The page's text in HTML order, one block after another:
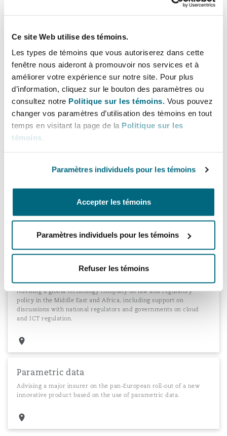
Ce site Web utilise des témoins.
Les types de témoins que vous autoriserez dans cette
fenêtre nous aideront à promouvoir nos services et à
améliorer votre expérience sur notre site. Pour plus
d’information, cliquez sur le bouton des paramètres ou
consultez notre Politique sur les témoins. Vous pouvez
changer vos paramètres d’utilisation des témoins en tout
temps en visitant la page de la Politique sur les
témoins.
Paramètres individuels pour les témoins
Accepter les témoins
Paramètres individuels pour les témoins
Refuser les témoins
financial instrument with a digital product
Advising on the development, implementation, validity and
enforceability of a blockchain solution in the context of a project
to replace a paper-based financial instrument (i.e. cheques) with a
digital product, including structuring a regulatory solution to
accommodate the blockchain financial instrument.
Data management for aircraft maintenance
and engineering data
Advising on governance terms for a blockchain proof of concept
maintenance and engineering data.
Law and regulatory policy in the Middle East
Advising a global technology company on law and regulatory
policy in the Middle East and Africa, including support on
discussions with national regulators and governments on cloud
and ICT regulation.
Parametric data
Advising a major insurer on the pan-European roll-out of a new
innovative product based on the use of parametric data.